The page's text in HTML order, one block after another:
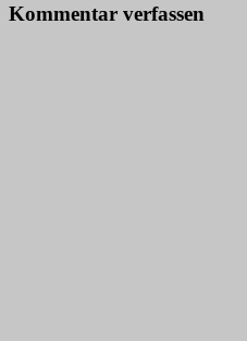
Kommentar verfassen